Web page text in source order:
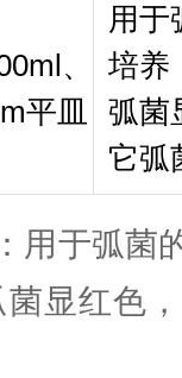
、
平皿
用于
培养
弧菌
它弧
用于弧菌
显红色